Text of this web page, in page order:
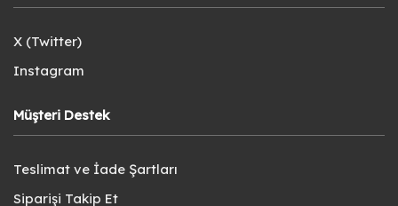
X (Twitter)
Instagram
Müşteri Destek
Teslimat ve İade Şartları
Siparişi Takip Et